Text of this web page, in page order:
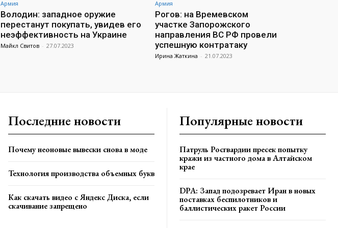
Армия
Володин: западное оружие
перестанут покупать, увидев его
неэффективность на Украине
Майкл Свитов - 27.07.2023
Армия
Рогов: на Времевском
участке Запорожского
направления ВС РФ провели
успешную контратаку
Ирина Жаткина - 21.07.2023
Последние новости
Почему неоновые вывески снова в моде
Технология производства объемных букв
Как скачать видео с Яндекс Диска, если
скачивание запрещено
Популярные новости
Патруль Росгвардии пресек попытку
кражи из частного дома в Алтайском
крае
DPA: Запад подозревает Иран в новых
поставках беспилотников и
баллистических ракет России